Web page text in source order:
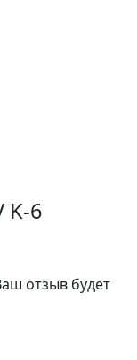
K-6
отзыв будет